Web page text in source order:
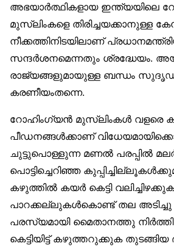
അഭയാർത്ഥികളായ ഇന്ത്യയിലെ
മുസ്‌ലിംകളെ തിരിച്ചയക്കാനുള്ള
നീക്കത്തിനിടയിലാണ്
സന്ദർശനമെന്നതും ശ്രദ്ധേയം.
രാജ്യങ്ങളുമായുള്ള ബന്ധം
കരണീയംതന്നെ.
റോഹിംഗ്യൻ മുസ്‌ലിംകൾ വളരെ
പീഡനങ്ങൾക്കാണ്
ചുട്ടുപൊള്ളുന്ന മണൽ പരപ്പിൽ
പൊട്ടിച്ചെറിഞ്ഞ
കഴുത്തിൽ കയർ കെട്ടി
പാറക്കല്ലുകൾകൊണ്ട് തല അടിച്ചു
പരസ്യമായി മൈതാനത്തു
കെട്ടിയിട്ട് കഴുത്തറുക്കുക